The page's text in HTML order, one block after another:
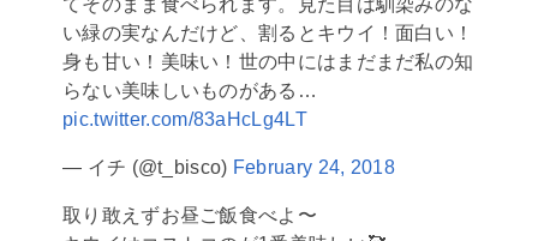
い緑の実なんだけど、割るとキウイ！面白い！
身も甘い！美味い！世の中にはまだまだ私の知
らない美味しいものがある…
pic.twitter.com/83aHcLg4LT
— イチ (@t_bisco) February 24, 2018
取り敢えずお昼ご飯食べよ〜